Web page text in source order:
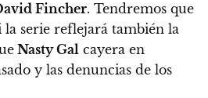
Fincher. Tendremos que
la serie reflejará también la
Nasty Gal cayera en
y las denuncias de los